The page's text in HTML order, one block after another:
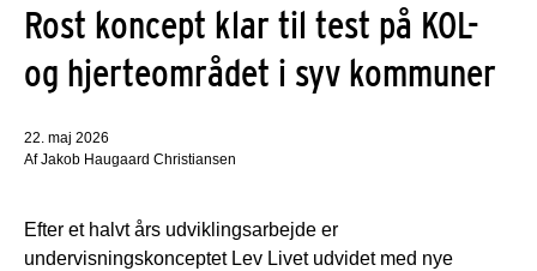
Rost koncept klar til test på KOL-
og hjerteområdet i syv kommuner
22. maj 2026
Af Jakob Haugaard Christiansen
Efter et halvt års udviklingsarbejde er
undervisningskonceptet Lev Livet udvidet med nye